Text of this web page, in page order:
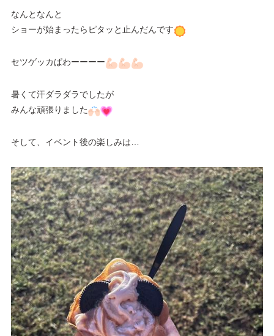
なんとなんと
ショーが始まったらピタッと止んだんです
セツゲッカぱわーーーー
暑くて汗ダラダラでしたが
みんな頑張りました
そして、イベント後の楽しみは…